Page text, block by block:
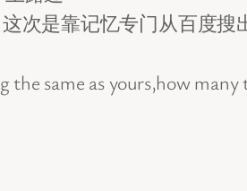
次是靠记忆专门从百度搜
the same as yours,how